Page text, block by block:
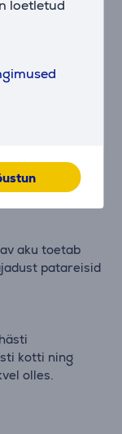
loetletud
müra jääb
ja
kaasaegse
aku toetab
patareisid
kotti ning
olles.